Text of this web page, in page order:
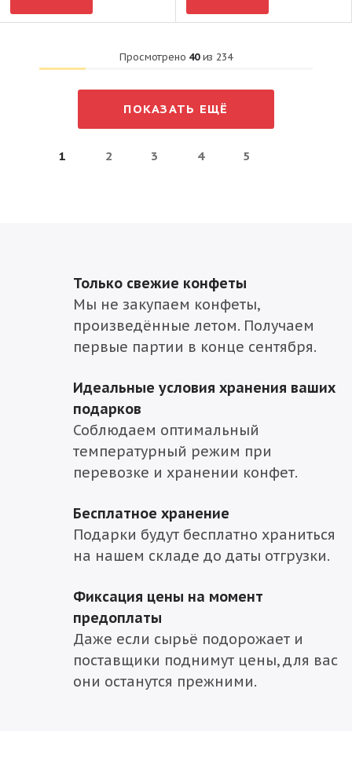
Просмотрено 40из 234
ПОКАЗАТЬ ЕЩЁ
1 2 3 4 5
Только свежие конфеты
Мы не закупаем конфеты,
произведённые летом. Получаем
первые партии в конце сентября.
Идеальные условия хранения ваших
подарков
Соблюдаем оптимальный
температурный режим при
перевозке и хранении конфет.
Бесплатное хранение
Подарки будут бесплатно храниться
на нашем складе до даты отгрузки.
Фиксация цены на момент
предоплаты
Даже если сырьё подорожает и
поставщики поднимут цены, для вас
они останутся прежними.